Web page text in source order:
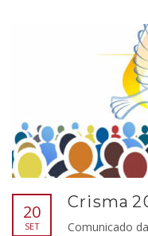
20
SET
Crisma
Comunicado